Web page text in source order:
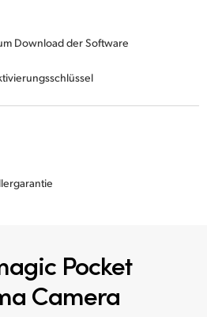
Download der Software
Pocket
Camera